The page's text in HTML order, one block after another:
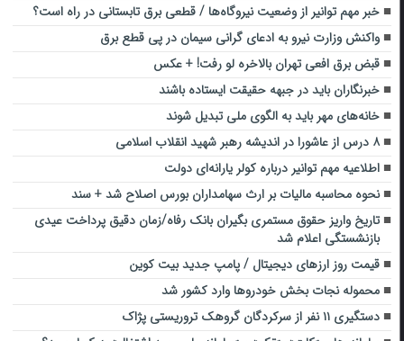
خبر مهم توانیر از وضعیت نیروگاه‌ها / قطعی برق تابستانی در راه است؟
واکنش وزارت نیرو به ادعای گرانی سیمان در پی قطع برق
قبض برق افعی تهران بالاخره لو رفت! + عکس
خبرنگاران باید در جبهه حقیقت ایستاده باشند
خانه‌های مهر باید به الگوی ملی تبدیل شوند
۸ درس از عاشورا در اندیشه رهبر شهید انقلاب اسلامی
اطلاعیه مهم توانیر درباره کولر یارانه‌ای دولت
نحوه محاسبه مالیات بر ارث سهامداران بورس اصلاح شد + سند
تاریخ واریز حقوق مستمری بگیران بانک رفاه/زمان دقیق پرداخت عیدی
بازنشستگی اعلام شد
قیمت روز ارزهای دیجیتال / پامپ جدید بیت کوین
محموله نجات بخش خودروها وارد کشور شد
دستگیری ۱۱ نفر از سرکردگان گروهک تروریستی پژاک